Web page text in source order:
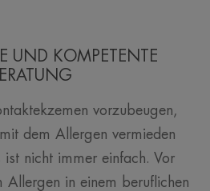
UND KOMPETENTE
vorzubeugen,
dem Allergen vermieden
nicht immer einfach. Vor
Allergen in einem beruflichen